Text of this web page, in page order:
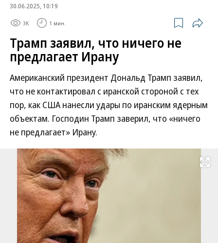
30.06.2025, 10:19
3K 1 мин.
Трамп заявил, что ничего не
предлагает Ирану
Американский президент Дональд Трамп заявил,
что не контактировал с иранской стороной с тех
пор, как США нанесли удары по иранским ядерным
объектам. Господин Трамп заверил, что «ничего
не предлагает» Ирану.
Развернуть